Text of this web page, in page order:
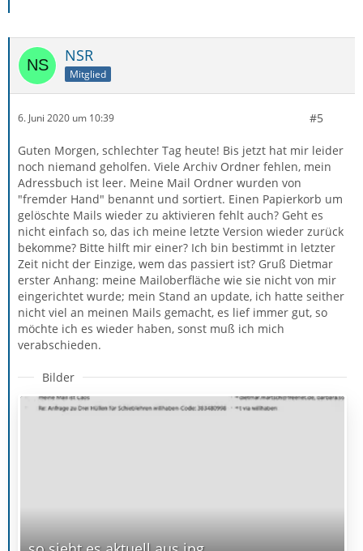
NSR
Mitglied
6. Juni 2020 um 10:39 #5
Guten Morgen, schlechter Tag heute! Bis jetzt hat mir leider
noch niemand geholfen. Viele Archiv Ordner fehlen, mein
Adressbuch ist leer. Meine Mail Ordner wurden von
"fremder Hand" benannt und sortiert. Einen Papierkorb um
gelöschte Mails wieder zu aktivieren fehlt auch? Geht es
nicht einfach so, das ich meine letzte Version wieder zurück
bekomme? Bitte hilft mir einer? Ich bin bestimmt in letzter
Zeit nicht der Einzige, wem das passiert ist? Gruß Dietmar
erster Anhang: meine Mailoberfläche wie sie nicht von mir
eingerichtet wurde; mein Stand an update, ich hatte seither
nicht viel an meinen Mails gemacht, es lief immer gut, so
möchte ich es wieder haben, sonst muß ich mich
verabschieden.
Bilder